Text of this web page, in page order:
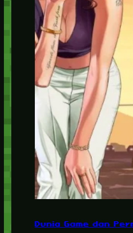
Dunia Game dan